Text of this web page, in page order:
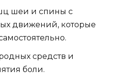
шеи и спины с
движений, которые
средств и
боли.